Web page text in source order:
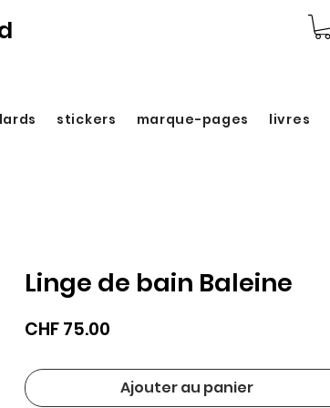
stickers marque-pages livres
Linge de bain Baleine
CHF 75.00
Ajouter au panier